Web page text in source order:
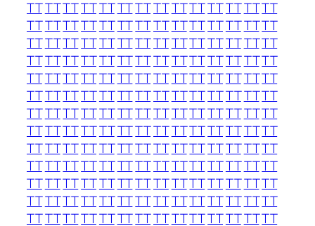
TTTTTTTTTTTTTTTTTTTTTTTTTTTT
TTTTTTTTTTTTTTTTTTTTTTTTTTTT
TTTTTTTTTTTTTTTTTTTTTTTTTTTT
TTTTTTTTTTTTTTTTTTTTTTTTTTTT
TTTTTTTTTTTTTTTTTTTTTTTTTTTT
TTTTTTTTTTTTTTTTTTTTTTTTTTTT
TTTTTTTTTTTTTTTTTTTTTTTTTTTT
TTTTTTTTTTTTTTTTTTTTTTTTTTTT
TTTTTTTTTTTTTTTTTTTTTTTTTTTT
TTTTTTTTTTTTTTTTTTTTTTTTTTTT
TTTTTTTTTTTTTTTTTTTTTTTTTTTT
TTTTTTTTTTTTTTTTTTTTTTTTTTTT
TTTTTTTTTTTTTTTTTTTTTTTTTTTT